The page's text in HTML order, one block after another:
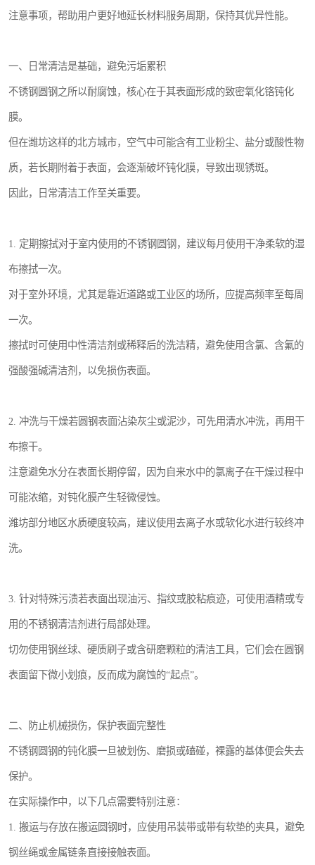
注意事项，帮助用户更好地延长材料服务周期，保持其优异性能。
一、日常清洁是基础，避免污垢累积
不锈钢圆钢之所以耐腐蚀，核心在于其表面形成的致密氧化铬钝化
膜。
但在潍坊这样的北方城市，空气中可能含有工业粉尘、盐分或酸性物
质，若长期附着于表面，会逐渐破坏钝化膜，导致出现锈斑。
因此，日常清洁工作至关重要。
1. 定期擦拭对于室内使用的不锈钢圆钢，建议每月使用干净柔软的湿
布擦拭一次。
对于室外环境，尤其是靠近道路或工业区的场所，应提高频率至每周
一次。
擦拭时可使用中性清洁剂或稀释后的洗洁精，避免使用含氯、含氟的
强酸强碱清洁剂，以免损伤表面。
2. 冲洗与干燥若圆钢表面沾染灰尘或泥沙，可先用清水冲洗，再用干
布擦干。
注意避免水分在表面长期停留，因为自来水中的氯离子在干燥过程中
可能浓缩，对钝化膜产生轻微侵蚀。
潍坊部分地区水质硬度较高，建议使用去离子水或软化水进行较终冲
洗。
3. 针对特殊污渍若表面出现油污、指纹或胶粘痕迹，可使用酒精或专
用的不锈钢清洁剂进行局部处理。
切勿使用钢丝球、硬质刷子或含研磨颗粒的清洁工具，它们会在圆钢
表面留下微小划痕，反而成为腐蚀的“起点”。
二、防止机械损伤，保护表面完整性
不锈钢圆钢的钝化膜一旦被划伤、磨损或磕碰，裸露的基体便会失去
保护。
在实际操作中，以下几点需要特别注意：
1. 搬运与存放在搬运圆钢时，应使用吊装带或带有软垫的夹具，避免
钢丝绳或金属链条直接接触表面。